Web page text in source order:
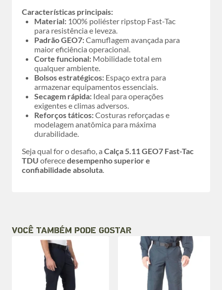
Características principais:
Material: 100% poliéster ripstop Fast-Tac
para resistência e leveza.
Padrão GEO7:Camuflagem avançada para
maior eficiência operacional.
Corte funcional: Mobilidade total em
qualquer ambiente.
Bolsos estratégicos: Espaço extra para
armazenar equipamentos essenciais.
Secagem rápida: Ideal para operações
exigentes e climas adversos.
Reforços táticos:Costuras reforçadas e
modelagem anatômica para máxima
durabilidade.
Seja qual for o desafio, a Calça 5.11 GEO7 Fast-Tac
TDU oferecedesempenho superior e
confiabilidade absoluta.
VOCÊ TAMBÉM PODE GOSTAR